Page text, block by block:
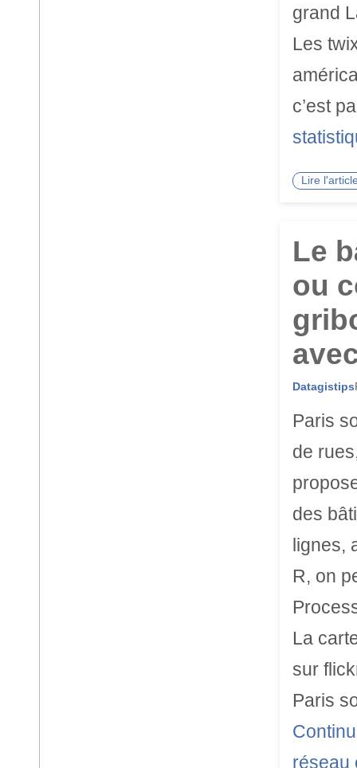
grand
Les
c’est
Lire
Le
ou
Datagistips
Paris
de
des
lignes,
R, on
La
sur
Paris
réseau